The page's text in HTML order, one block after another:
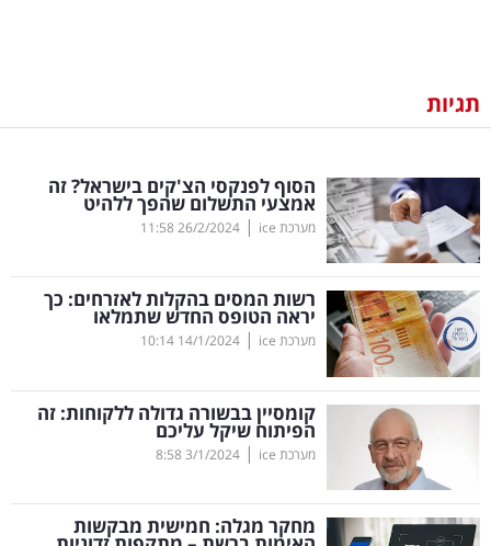
וצרכנות
דיגיטל
וטק
שיווק
ופרסום
משפט
מדדים
ומחקרים
דעות
תגיות
הסוף לפנקסי הצ'קים בישראל? זה
אמצעי התשלום שהפך ללהיט
מערכת ice |
26/2/2024
11:58
רשות המסים בהקלות לאזרחים: כך
יראה הטופס החדש שתמלאו
מערכת ice |
14/1/2024
10:14
קומסיין בבשורה גדולה ללקוחות: זה
הפיתוח שיקל עליכם
מערכת ice |
3/1/2024
8:58
מחקר מגלה: חמישית מבקשות